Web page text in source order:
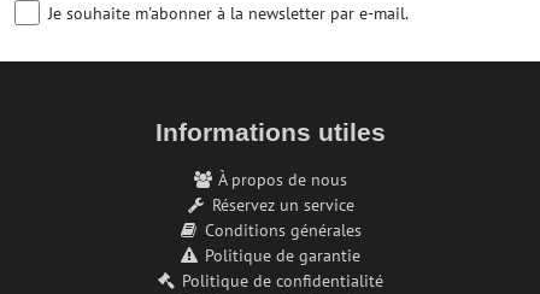
Je souhaite m'abonner à la newsletter par e-mail.
Informations utiles
À propos de nous
Réservez un service
Conditions générales
Politique de garantie
Politique de confidentialité